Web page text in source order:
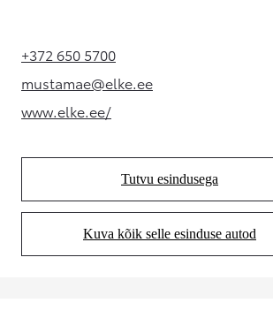
+372 650 5700(Opens in new tab)
mustamae@elke.ee
(Opens in new tab)
www.elke.ee/(Opens in new tab)
Tutvu esindusega
(Opens in new tab)
Kuva kõik selle esinduse autod
(Opens in new tab)